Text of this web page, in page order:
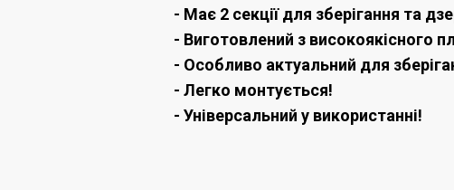
- Має 2 секції для зберігання та
- Виготовлений з високоякісного
- Особливо актуальний для
- Легко монтується!
- Універсальний у використанні!